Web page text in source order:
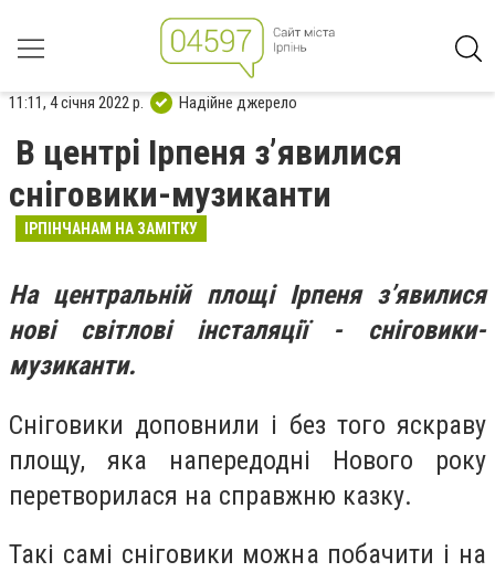
11:11, 4 січня 2022 р. Надійне джерело
В центрі Ірпеня з’явилися
сніговики-музиканти
ІРПІНЧАНАМ НА ЗАМІТКУ
На центральній площі Ірпеня з’явилися
нові світлові інсталяції - сніговики-
музиканти.
Сніговики доповнили і без того яскраву
площу, яка напередодні Нового року
перетворилася на справжню казку.
Такі самі сніговики можна побачити і на